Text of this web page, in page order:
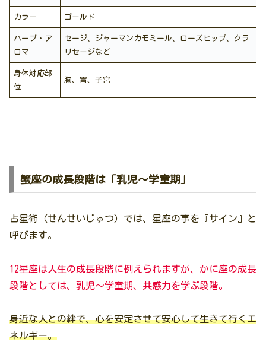
カラー ゴールド
ハーブ・ア
ロマ
セージ、ジャーマンカモミール、ローズヒップ、クラ
リセージなど
身体対応部
位
胸、胃、子宮
蟹座の成長段階は「乳児〜学童期」
占星術（せんせいじゅつ）では、星座の事を『サイン』と
呼びます。
12星座は人生の成長段階に例えられますが、かに座の成長
段階としては、乳児〜学童期、共感力を学ぶ段階。
身近な人との絆で、心を安定させて安心して生きて行くエ
ネルギー。